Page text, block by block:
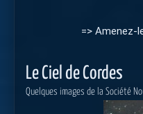
=> Amenez-
Le Ciel de Cordes
Quelques images de la Société